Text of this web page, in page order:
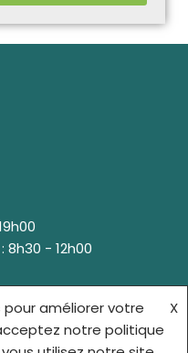
8h30 - 12h00
améliorer votre
notre politique
X